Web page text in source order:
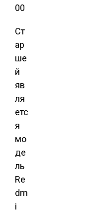
Ст
ар
ше
й
яв
ля
етс
я
мо
де
ль
Re
dm
i